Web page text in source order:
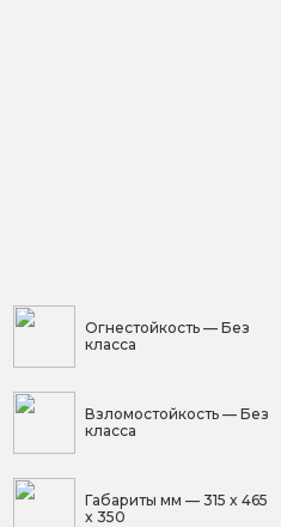
Огнестойкость — Без
класса
Взломостойкость — Без
класса
Габариты мм — 315 x 465
x 350